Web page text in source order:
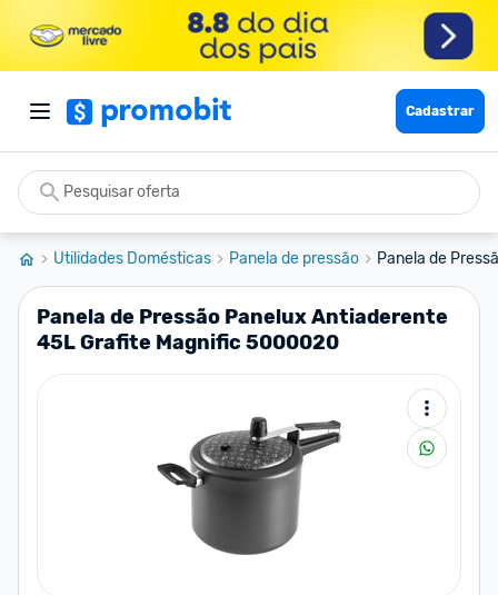
Cadastrar
Utilidades Domésticas Panela de pressão Panela de
Panela de Pressão Panelux Antiaderente
45L Grafite Magnific 5000020